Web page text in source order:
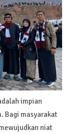
impian
Bagi masyarakat
niat